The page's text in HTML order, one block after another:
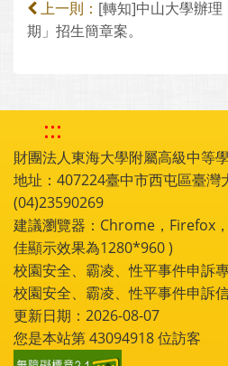
上一則： [轉知]中山大學辦理
期」招生簡章案。
:::
財團法人東海大學附屬高級中等
地址：407224臺中市西屯區臺灣
(04)23590269
建議瀏覽器：Chrome，Firefox
佳顯示效果為1280*960 )
校園安全、霸凌、性平事件申訴
校園安全、霸凌、性平事件申訴
更新日期：2026-08-07
您是本站第43094918位訪客